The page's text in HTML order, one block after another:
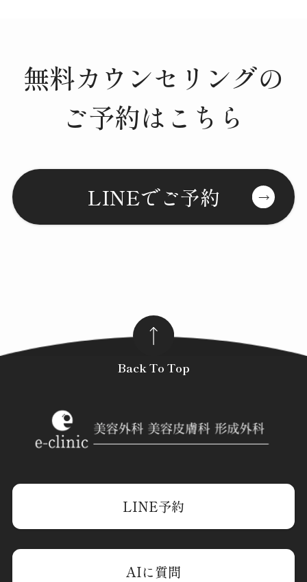
無料カウンセリングの
ご予約はこちら
LINEでご予約
LINE予約
AIに質問
Back To Top